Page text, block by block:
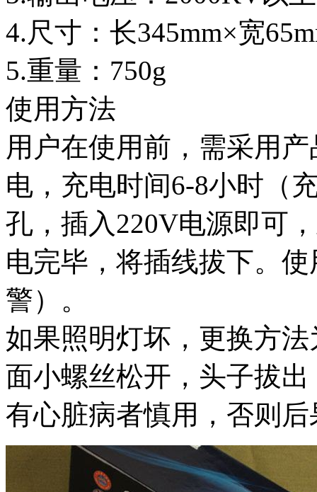
4.尺寸：长345mm×宽
5.重量：750g
使用方法
用户在使用前，需采用
电，充电时间6-8小时（
孔，插入220V电源即可
电完毕，将插线拔下。
警）。
如果照明灯坏，更换方
面小螺丝松开，头子拔
有心脏病者慎用，否则